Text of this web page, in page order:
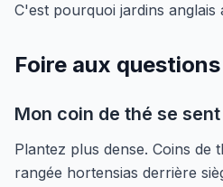
C'est pourquoi jardins anglais
Foire aux questions
Mon coin de thé se
Plantez plus dense. Coins de
rangée hortensias derrière